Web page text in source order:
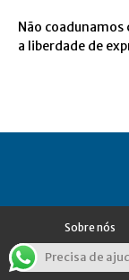
Não
a liberdade de
Sobre nós
©
Precisa de